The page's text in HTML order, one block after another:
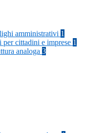
amministrativi 1
cittadini e imprese 1
analoga 3